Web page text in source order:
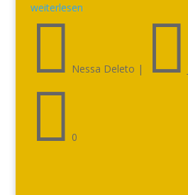
weiterlesen
 Nessa Deleto | 
 0